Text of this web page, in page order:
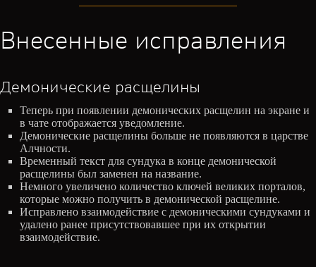
Внесенные исправления
Демонические расщелины
Теперь при появлении демонических расщелин на экране и
в чате отображается уведомление.
Демонические расщелины больше не появляются в царстве
Алчности.
Временный текст для сундука в конце демонической
расщелины был заменен на название.
Немного увеличено количество ключей великих порталов,
которые можно получить в демонической расщелине.
Исправлено взаимодействие с демоническими сундуками и
удалено ранее присутствовавшее при их открытии
взаимодействие.